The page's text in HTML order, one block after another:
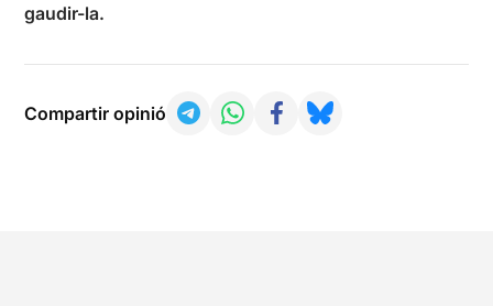
gaudir-la.
Compartir opinió